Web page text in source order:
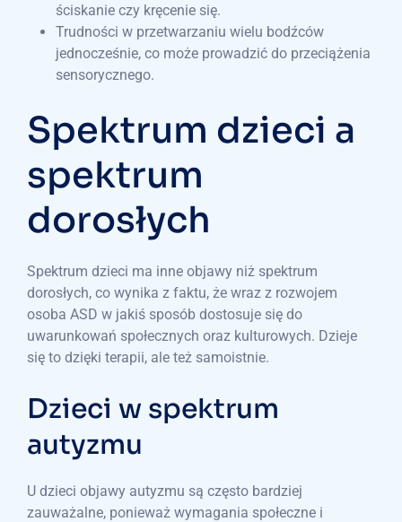
ściskanie czy kręcenie się.
Trudności w przetwarzaniu wielu bodźców
jednocześnie, co może prowadzić do przeciążenia
sensorycznego.
Spektrum dzieci a
spektrum
dorosłych
Spektrum dzieci ma inne objawy niż spektrum
dorosłych, co wynika z faktu, że wraz z rozwojem
osoba ASD w jakiś sposób dostosuje się do
uwarunkowań społecznych oraz kulturowych. Dzieje
się to dzięki terapii, ale też samoistnie.
Dzieci w spektrum
autyzmu
U dzieci objawy autyzmu są często bardziej
zauważalne, ponieważ wymagania społeczne i